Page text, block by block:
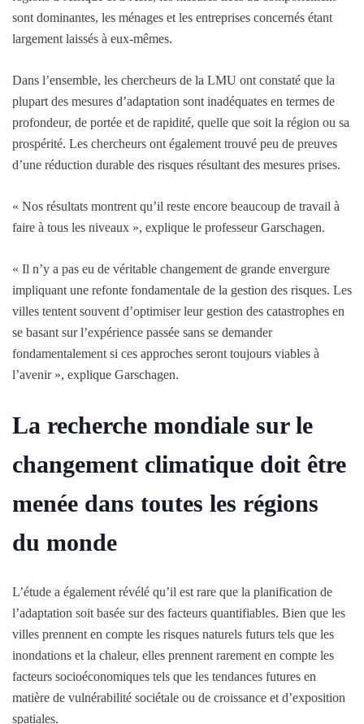
sont dominantes, les ménages et les entreprises concernés étant
largement laissés à eux-mêmes.
Dans l’ensemble, les chercheurs de la LMU ont constaté que la
plupart des mesures d’adaptation sont inadéquates en termes de
profondeur, de portée et de rapidité, quelle que soit la région ou sa
prospérité. Les chercheurs ont également trouvé peu de preuves
d’une réduction durable des risques résultant des mesures prises.
« Nos résultats montrent qu’il reste encore beaucoup de travail à
faire à tous les niveaux », explique le professeur Garschagen.
« Il n’y a pas eu de véritable changement de grande envergure
impliquant une refonte fondamentale de la gestion des risques. Les
villes tentent souvent d’optimiser leur gestion des catastrophes en
se basant sur l’expérience passée sans se demander
fondamentalement si ces approches seront toujours viables à
l’avenir », explique Garschagen.
La recherche mondiale sur le
changement climatique doit être
menée dans toutes les régions
du monde
L’étude a également révélé qu’il est rare que la planification de
l’adaptation soit basée sur des facteurs quantifiables. Bien que les
villes prennent en compte les risques naturels futurs tels que les
inondations et la chaleur, elles prennent rarement en compte les
facteurs socioéconomiques tels que les tendances futures en
matière de vulnérabilité sociétale ou de croissance et d’exposition
spatiales.